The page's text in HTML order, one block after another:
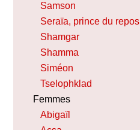
Samson
Seraïa, prince du repos
Shamgar
Shamma
Siméon
Tselophklad
Femmes
Abigaïl